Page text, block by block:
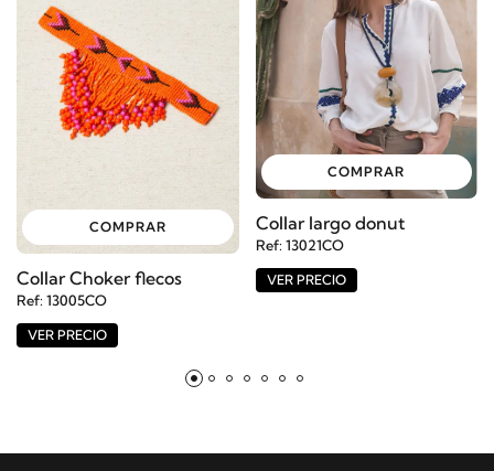
COMPRAR
Collar Choker flecos
Ref: 13005CO
VER PRECIO
COMPRAR
Collar largo donut
Ref: 13021CO
VER PRECIO